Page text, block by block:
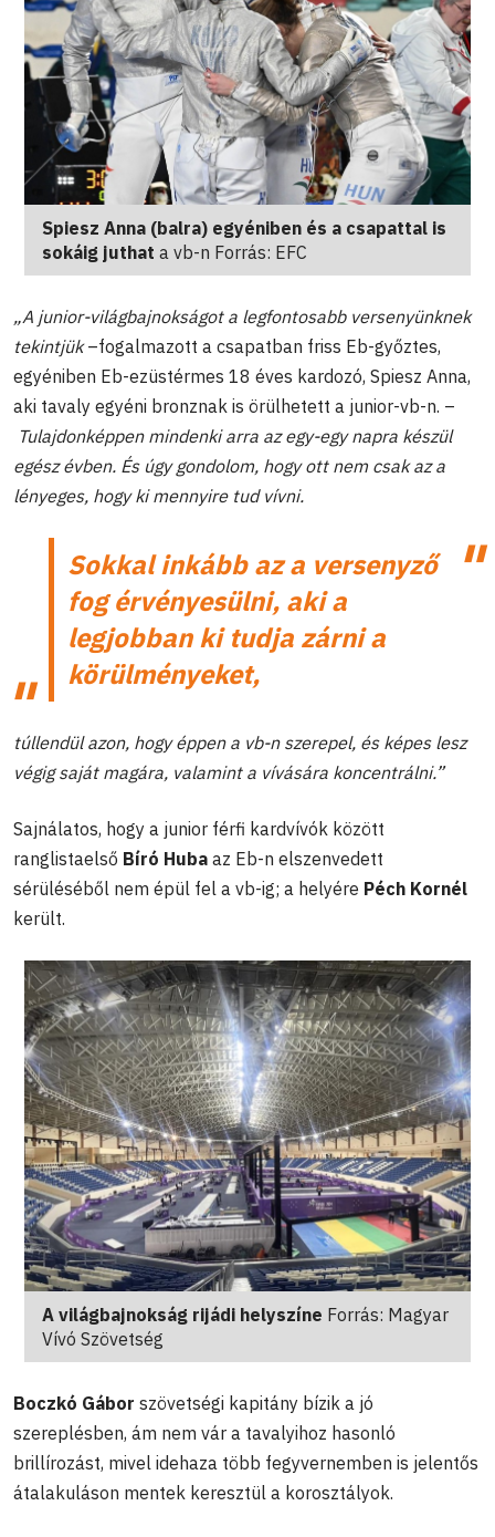
Spiesz Anna (balra) egyéniben és a csapattal is
sokáig juthat a vb-n Forrás: EFC
„A junior-világbajnokságot a legfontosabb versenyünknek
tekintjük –fogalmazott a csapatban friss Eb-győztes,
egyéniben Eb-ezüstérmes 18 éves kardozó, Spiesz Anna,
aki tavaly egyéni bronznak is örülhetett a junior-vb-n. –
Tulajdonképpen mindenki arra az egy-egy napra készül
egész évben. És úgy gondolom, hogy ott nem csak az a
lényeges, hogy ki mennyire tud vívni.
Sokkal inkább az a versenyző
fog érvényesülni, aki a
legjobban ki tudja zárni a
körülményeket,
túllendül azon, hogy éppen a vb-n szerepel, és képes lesz
végig saját magára, valamint a vívására koncentrálni.”
Sajnálatos, hogy a junior férfi kardvívók között
ranglistaelső Bíró Huba az Eb-n elszenvedett
sérüléséből nem épül fel a vb-ig; a helyére Péch Kornél
került.
A világbajnokság rijádi helyszíne Forrás: Magyar
Vívó Szövetség
Boczkó Gábor szövetségi kapitány bízik a jó
szereplésben, ám nem vár a tavalyihoz hasonló
brillírozást, mivel idehaza több fegyvernemben is jelentős
átalakuláson mentek keresztül a korosztályok.